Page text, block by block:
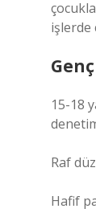
işlerde
15-18
Raf
Hafif